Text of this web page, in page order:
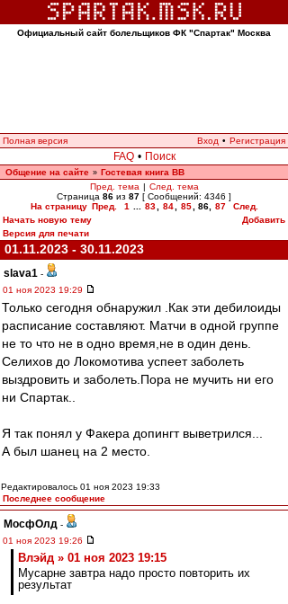
Официальный сайт болельщиков ФК "Спартак" Москва
Полная версия Вход • Регистрация
FAQ • Поиск
Общение на сайте » Гостевая книга ВВ
Пред. тема | След. тема
Страница 86 из 87 [ Сообщений: 4346 ]
На страницу Пред. 1 83 84 85 86, 87
След.
Начать новую тему
Добавить
Версия для печати
01.11.2023 - 30.11.2023
slava1 -
01 ноя 2023 19:29
Только сегодня обнаружил .Как эти дебилоиды
расписание составляют. Матчи в одной группе
не то что не в одно время,не в один день.
Селихов до Локомотива успеет заболеть
выздровить и заболеть.Пора не мучить ни его
ни Спартак..
Я так понял у Факера допингт выветрился...
А был шанец на 2 место.
Редактировалось 01 ноя 2023 19:33
Последнее сообщение
МосфОлд -
01 ноя 2023 19:26
Влэйд » 01 ноя 2023 19:15
Мусарне завтра надо просто повторить их
результат